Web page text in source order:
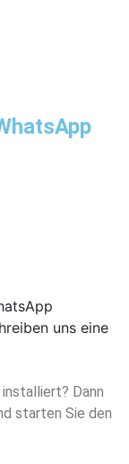
uns eine
installiert? Dann
starten Sie den